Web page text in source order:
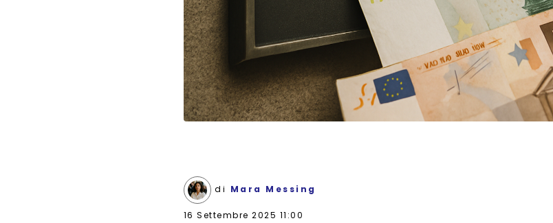
di Mara Messing
16 Settembre 2025 11:00